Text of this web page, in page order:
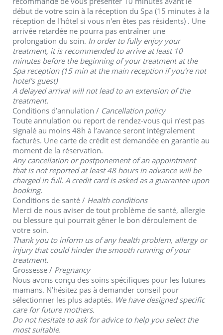
début de votre soin à la réception du Spa (15 minutes à la
réception de l'hôtel si vous n'en êtes pas résidents) . Une
arrivée retardée ne pourra pas entraîner une
prolongation du soin. Inorder to fully enjoy your
treatment, it is recommended to arrive at least 10
minutes before the beginning of your treatment at the
Spa reception (15 min at the main reception if you're not
hotel's guest)
A delayed arrival will not lead to an extension of the
treatment.
Conditions d’annulation / Cancellation policy
Toute annulation ou report de rendez-vous qui n’est pas
signalé au moins 48h à l’avance seront intégralement
facturés. Une carte de crédit est demandée en garantie au
moment de la réservation.
Any cancellation or postponement of an appointment
that is not reported at least 48 hours in advance will be
charged in full. A credit card is asked as a guarantee upon
booking.
Conditions de santé / Health conditions
Merci de nous aviser de tout problème de santé, allergie
ou blessure qui pourrait gêner le bon déroulement de
votre soin.
Thank you to inform us of any health problem, allergy or
injury that could hinder the smooth running of your
treatment.
Grossesse / Pregnancy
Nous avons conçu des soins spécifiques pour les futures
mamans. N’hésitez pas à demander conseil pour
sélectionner les plus adaptés. We have designed specific
care for future mothers.
Do not hesitate to ask for advice to help you select the
most suitable.